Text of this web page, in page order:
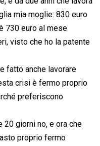
mia moglie: 830 euro
730 euro al mese
visto che ho la patente
fatto anche lavorare
crisi è fermo proprio
preferiscono
20 giorni no, e ora che
proprio fermo